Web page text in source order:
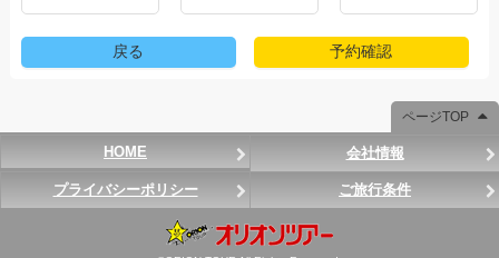
戻る 予約確認
ページTOP
HOME 会社情報
プライバシーポリシー ご旅行条件